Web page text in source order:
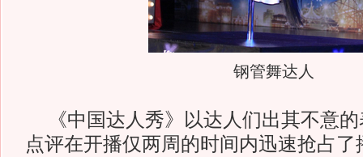
钢管舞达人
《中国达人秀》以达人们出其不意的
点评在开播仅两周的时间内迅速抢占